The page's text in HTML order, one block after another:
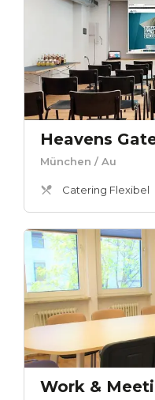
München / Au
Catering Flexibel